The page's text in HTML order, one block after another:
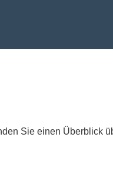
Sie einen Überblick